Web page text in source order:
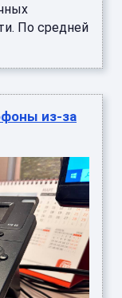
По средней
из-за